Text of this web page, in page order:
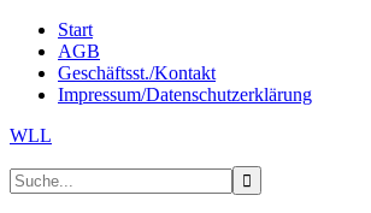
Start
AGB
Geschäftsst./Kontakt
Impressum/Datenschutzerklärung
WLL